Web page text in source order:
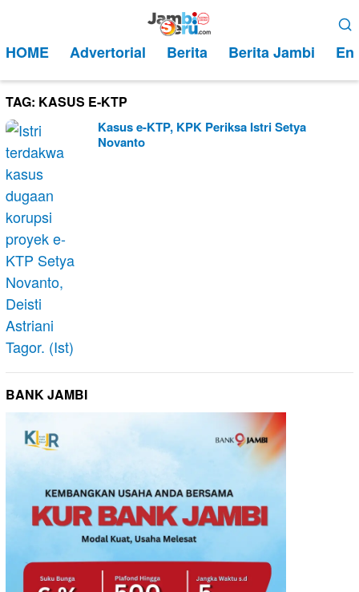
kontenMobile
HOME Advertorial Berita Berita Jambi
TAG: KASUS E-KTP
Kasus e-KTP, KPK Periksa Istri Setya
Novanto
BANK JAMBI